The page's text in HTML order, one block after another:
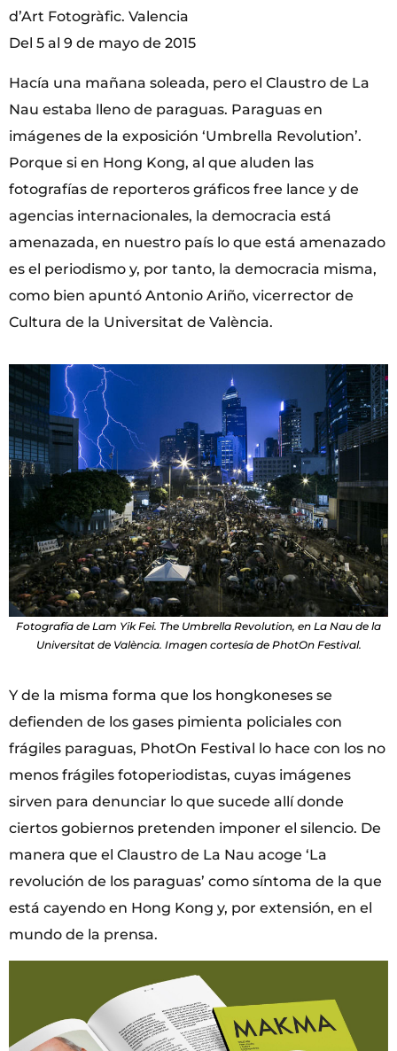
d’Art Fotogràfic. Valencia
Del 5 al 9 de mayo de 2015
Hacía una mañana soleada, pero el Claustro de La
Nau estaba lleno de paraguas. Paraguas en
imágenes de la exposición ‘Umbrella Revolution’.
Porque si en Hong Kong, al que aluden las
fotografías de reporteros gráficos free lance y de
agencias internacionales, la democracia está
amenazada, en nuestro país lo que está amenazado
es el periodismo y, por tanto, la democracia misma,
como bien apuntó Antonio Ariño, vicerrector de
Cultura de la Universitat de València.
Fotografía de Lam Yik Fei. The Umbrella Revolution, en La Nau de la
Universitat de València. Imagen cortesía de PhotOn Festival.
Y de la misma forma que los hongkoneses se
defienden de los gases pimienta policiales con
frágiles paraguas, PhotOn Festival lo hace con los no
menos frágiles fotoperiodistas, cuyas imágenes
sirven para denunciar lo que sucede allí donde
ciertos gobiernos pretenden imponer el silencio. De
manera que el Claustro de La Nau acoge ‘La
revolución de los paraguas’ como síntoma de la que
está cayendo en Hong Kong y, por extensión, en el
mundo de la prensa.